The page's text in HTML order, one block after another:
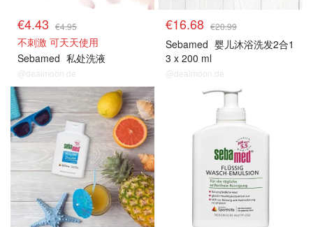
€4.43 €4.95
不刺激 可天天使用
Sebamed 私处洗液
@dealmoon.de
€16.68 €20.99
Sebamed 婴儿沐浴洗发2合1
3 x 200 ml
@dealmoon.de